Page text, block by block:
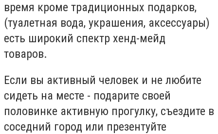
время кроме традиционных подарков,
(туалетная вода, украшения, аксессуары)
есть широкий спектр хенд-мейд
товаров.
Если вы активный человек и не любите
сидеть на месте - подарите своей
половинке активную прогулку, съездите в
соседний город или презентуйте